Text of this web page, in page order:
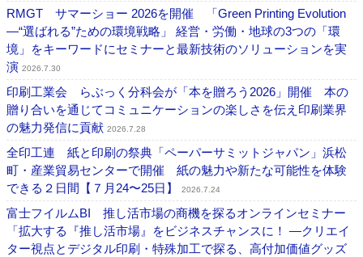
RMGT サマーショー 2026を開催 「Green Printing Evolution
―“選ばれる”ための環境戦略」 経営・労働・地球の3つの「環
境」をキーワードにセミナーと最新技術のソリューションを実
演 2026.7.30
印刷工業会 らぶっく分科会が「本を贈ろう2026」開催 本の
贈り合いを通じてコミュニケーションの楽しさを伝え印刷業界
の魅力発信に貢献 2026.7.28
全印工連 紙と印刷の祭典「ペーパーサミットジャパン」浜松
町・産業貿易センターで開催 紙の魅力や新たな可能性を体験
できる２日間【７月24〜25日】
2026.7.24
富士フイルムBI 推し活市場の商機を探るオンラインセミナー
「拡大する『推し活市場』をビジネスチャンスに！ ―クリエイ
ター視点とデジタル印刷・特殊加工で探る、高付加価値グッズ